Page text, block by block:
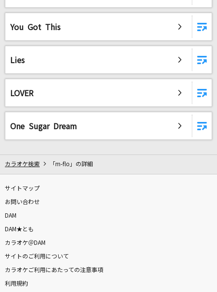
You Got This
Lies
LOVER
One Sugar Dream
カラオケ検索 「m-flo」の詳細
サイトマップ
お問い合わせ
DAM
DAM★とも
カラオケ＠DAM
サイトのご利用について
カラオケご利用にあたっての注意事項
利用規約